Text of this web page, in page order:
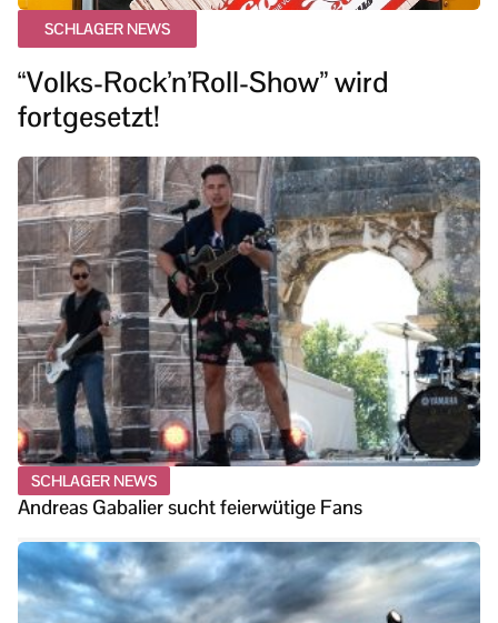
SCHLAGER NEWS
“Volks-Rock’n’Roll-Show” wird
fortgesetzt!
SCHLAGER NEWS
Andreas Gabalier sucht feierwütige Fans